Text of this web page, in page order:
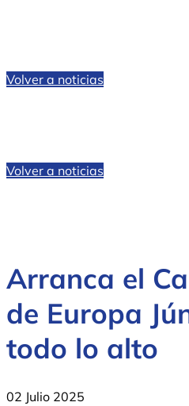
Volver a noticias
Volver a noticias
Arranca el
de Europa
todo lo alto
02 Julio 2025